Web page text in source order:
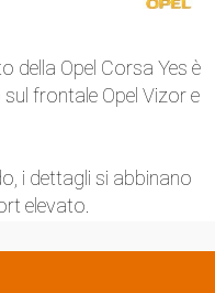
della Opel Corsa Yes è
frontale Opel Vizor e
i dettagli si abbinano
elevato.